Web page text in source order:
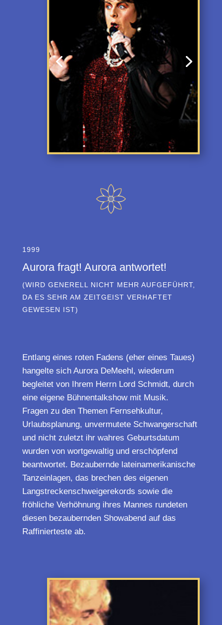
1999
Aurora fragt! Aurora antwortet!
(WIRD GENERELL NICHT MEHR AUFGEFÜHRT,
DA ES SEHR AM ZEITGEIST VERHAFTET
GEWESEN IST)
Entlang eines roten Fadens (eher eines Taues)
hangelte sich Aurora DeMeehl, wiederum
begleitet von Ihrem Herrn Lord Schmidt, durch
eine eigene Bühnentalkshow mit Musik.
Fragen zu den Themen Fernsehkultur,
Urlaubsplanung, unvermutete Schwangerschaft
und nicht zuletzt ihr wahres Geburtsdatum
wurden von wortgewaltig und erschöpfend
beantwortet. Bezaubernde lateinamerikanische
Tanzeinlagen, das brechen des eigenen
Langstreckenschweigerekords sowie die
fröhliche Verhöhnung ihres Mannes rundeten
diesen bezaubernden Showabend auf das
Raffinierteste ab.